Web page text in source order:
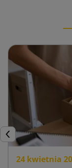
Précédent
24 kwietnia